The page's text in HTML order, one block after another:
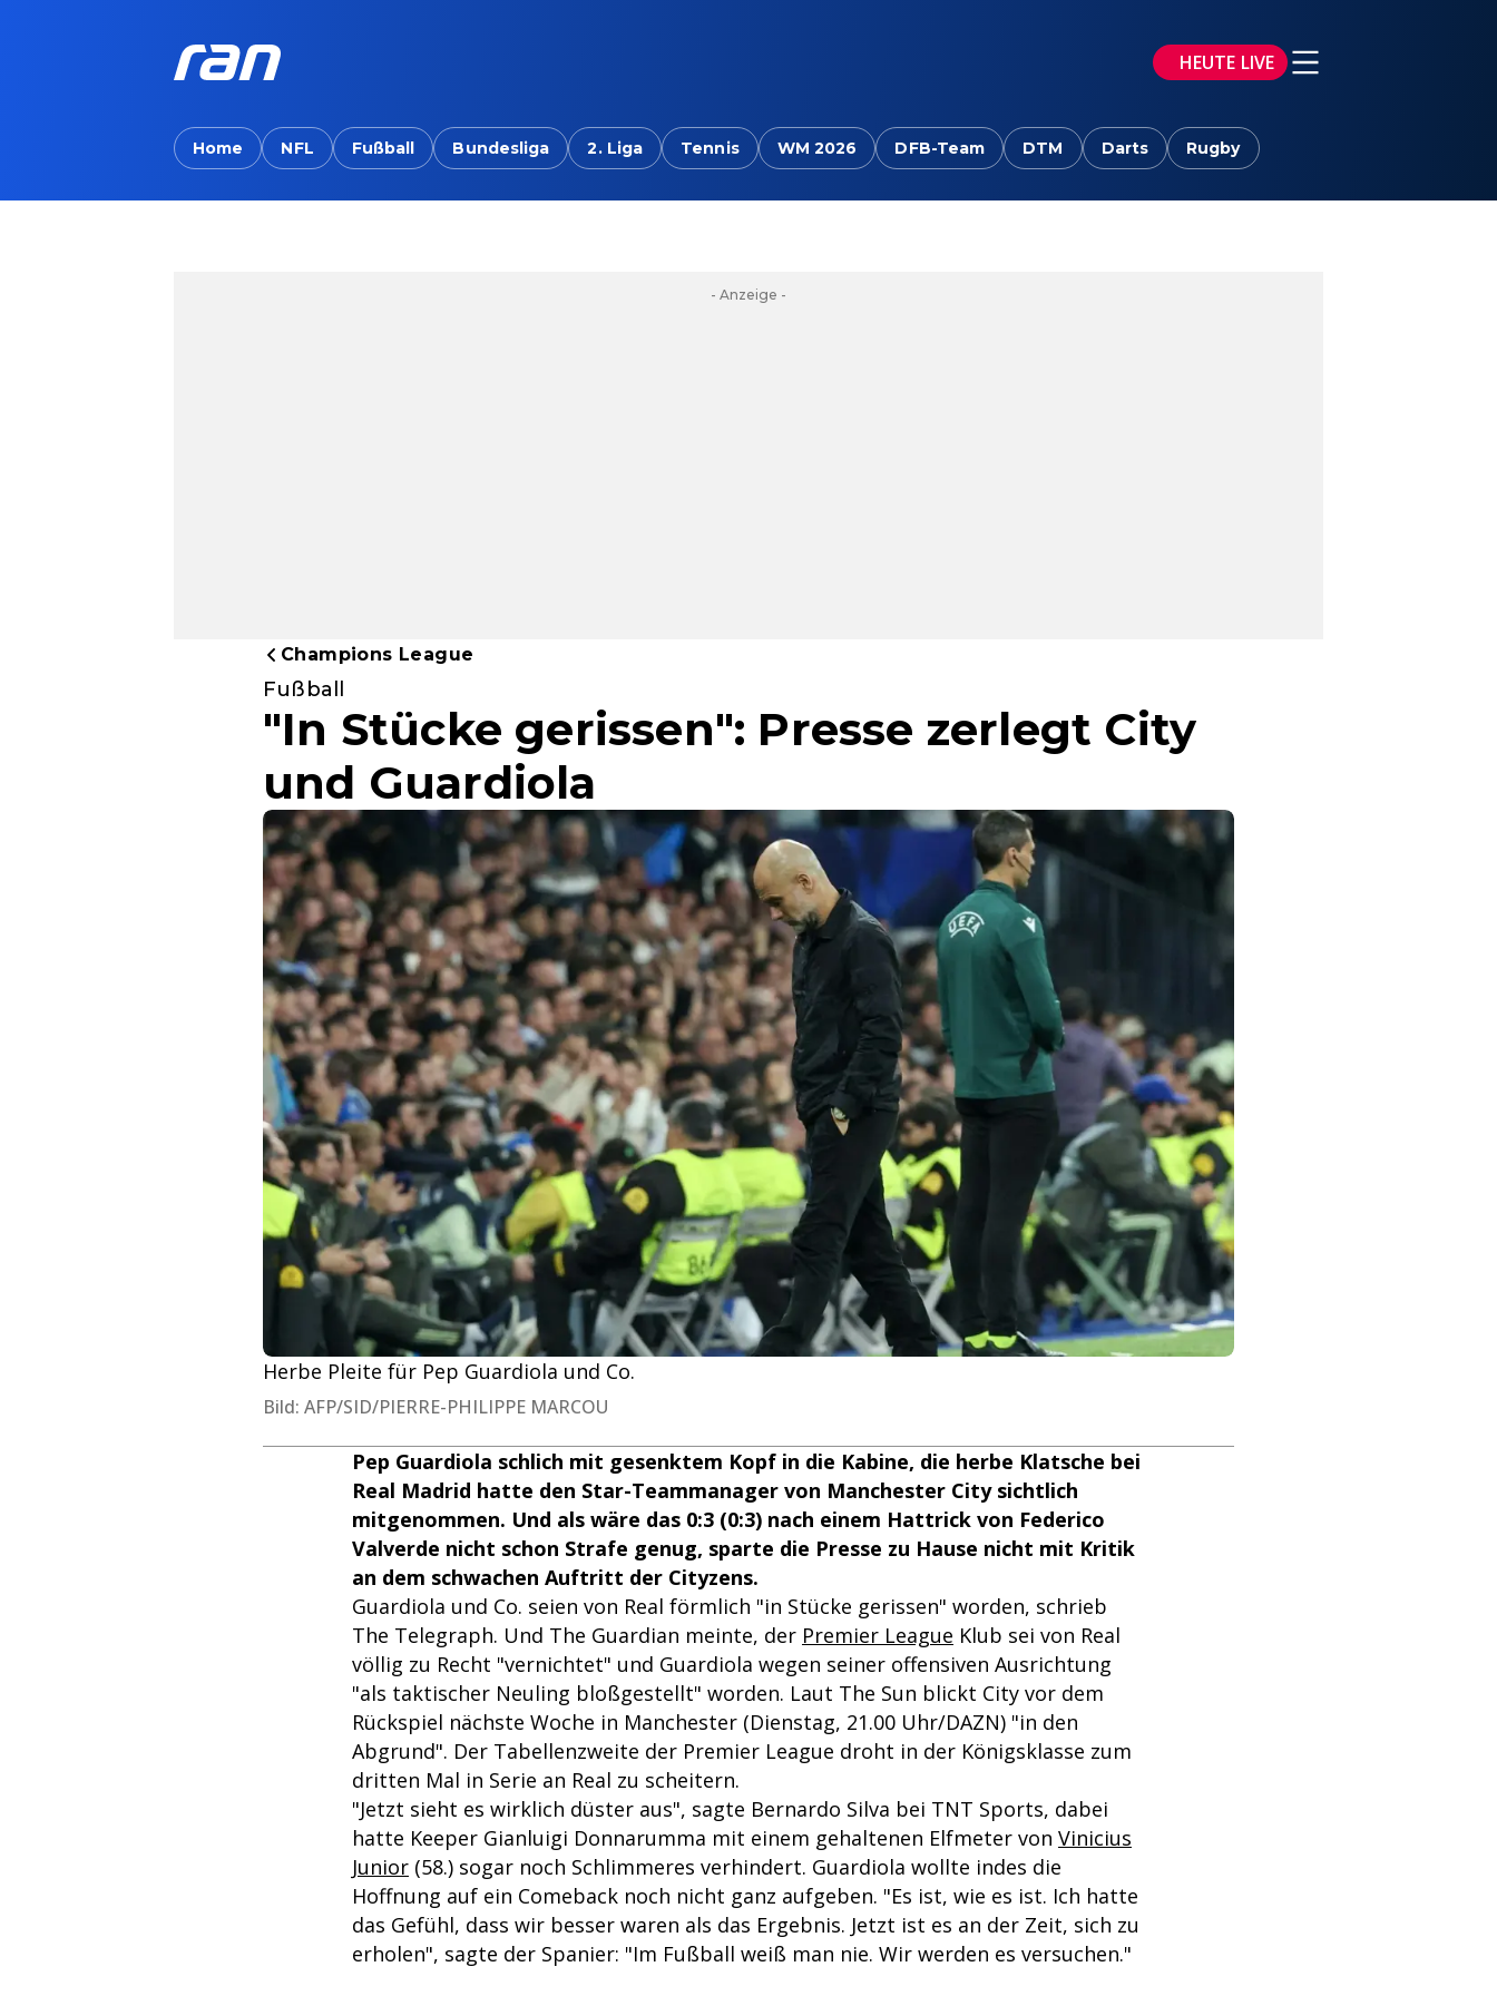
HEUTE LIVE
Home NFL Fußball Bundesliga 2. Liga Tennis WM 2026 DFB-Team DTM Darts Rugby
- Anzeige -
Champions League
Fußball
"In Stücke gerissen": Presse zerlegt City
und Guardiola
Herbe Pleite für Pep Guardiola und Co.
Bild: AFP/SID/PIERRE-PHILIPPE MARCOU
Pep Guardiola schlich mit gesenktem Kopf in die Kabine, die herbe Klatsche bei
Real Madrid hatte den Star-Teammanager von Manchester City sichtlich
mitgenommen. Und als wäre das 0:3 (0:3) nach einem Hattrick von Federico
Valverde nicht schon Strafe genug, sparte die Presse zu Hause nicht mit Kritik
an dem schwachen Auftritt der Cityzens.
Guardiola und Co. seien von Real förmlich "in Stücke gerissen" worden, schrieb
The Telegraph. Und The Guardian meinte, der Premier League Klub sei von Real
völlig zu Recht "vernichtet" und Guardiola wegen seiner offensiven Ausrichtung
"als taktischer Neuling bloßgestellt" worden. Laut The Sun blickt City vor dem
Rückspiel nächste Woche in Manchester (Dienstag, 21.00 Uhr/DAZN) "in den
Abgrund". Der Tabellenzweite der Premier League droht in der Königsklasse zum
dritten Mal in Serie an Real zu scheitern.
"Jetzt sieht es wirklich düster aus", sagte Bernardo Silva bei TNT Sports, dabei
hatte Keeper Gianluigi Donnarumma mit einem gehaltenen Elfmeter von Vinicius
Junior (58.) sogar noch Schlimmeres verhindert. Guardiola wollte indes die
Hoffnung auf ein Comeback noch nicht ganz aufgeben. "Es ist, wie es ist. Ich hatte
das Gefühl, dass wir besser waren als das Ergebnis. Jetzt ist es an der Zeit, sich zu
erholen", sagte der Spanier: "Im Fußball weiß man nie. Wir werden es versuchen."